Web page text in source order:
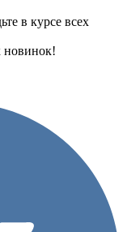
в курсе всех
новинок!